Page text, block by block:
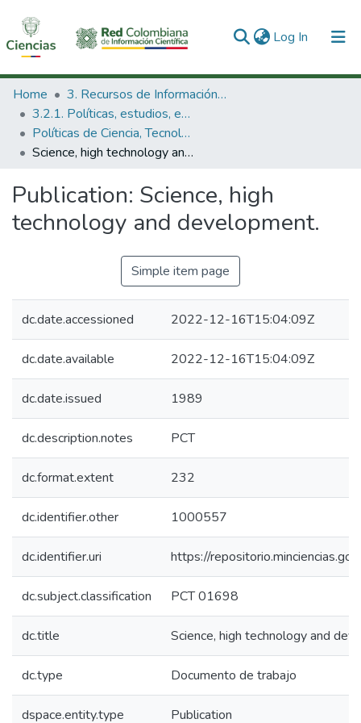
Log In (current)
Communities & Collections
All of DSpace
Statistics
Home
3. Recursos de Información Científica y Tecnológica
3.2.1. Políticas, estudios, evaluaciones e indicadores de CTeI
Políticas de Ciencia, Tecnología e Innovación
Science, high technology and development.
Publication: Science, high
technology and development.
Simple item page
dc.date.accessioned 2022-12-16T15:04:09Z
dc.date.available 2022-12-16T15:04:09Z
dc.date.issued 1989
dc.description.notes PCT
dc.format.extent 232
dc.identifier.other 1000557
dc.identifier.uri https://
dc.subject.classification PCT 01698
dc.title Science, high technology and
dc.type Documento de trabajo
dspace.entity.type Publication